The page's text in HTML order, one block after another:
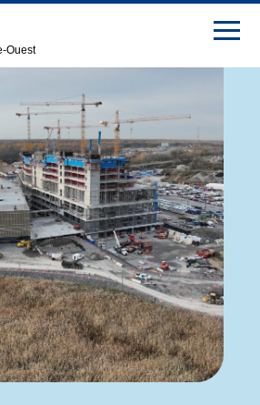
Ouest
joindre
English